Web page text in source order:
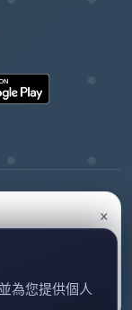
×
我們會盡快回
題
為您提供個人